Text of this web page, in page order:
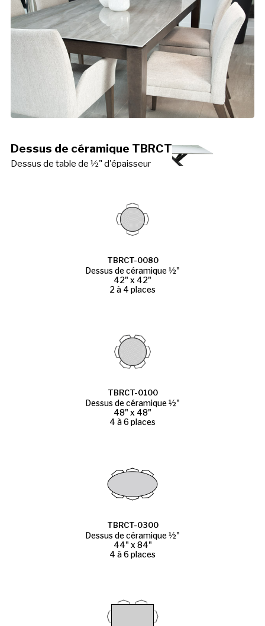
Dessus de céramique TBRCT
Dessus de table de ½" d'épaisseur
TBRCT-0080
Dessus de céramique ½"
42" x 42"
2 à 4 places
TBRCT-0100
Dessus de céramique ½"
48" x 48"
4 à 6 places
TBRCT-0300
Dessus de céramique ½"
44" x 84"
4 à 6 places